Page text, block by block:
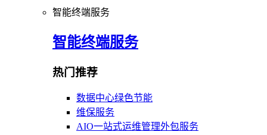
智能终端服务
智能终端服务
热门推荐
数据中心绿色节能
维保服务
AIO一站式运维管理外包服务